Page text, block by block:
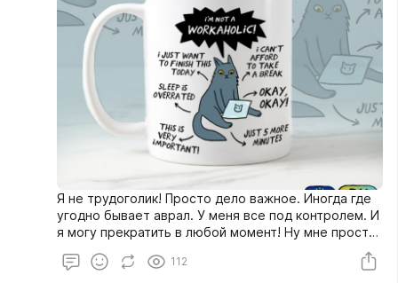
Я не трудоголик! Просто дело важное. Иногда где
угодно бывает аврал. У меня все под контролем. И
я могу прекратить в любой момент! Ну мне просто
когда человек трудится? К неработающим
112